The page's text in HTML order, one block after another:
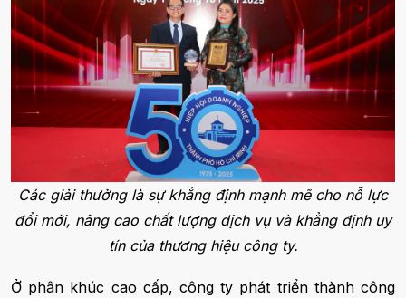
Các giải thưởng là sự khẳng định mạnh mẽ cho nỗ lực
đổi mới, nâng cao chất lượng dịch vụ và khẳng định uy
tín của thương hiệu công ty.
Ở phân khúc cao cấp, công ty phát triển thành công